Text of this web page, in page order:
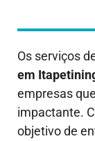
Os serviços
em
empresas
impactante.
objetivo de